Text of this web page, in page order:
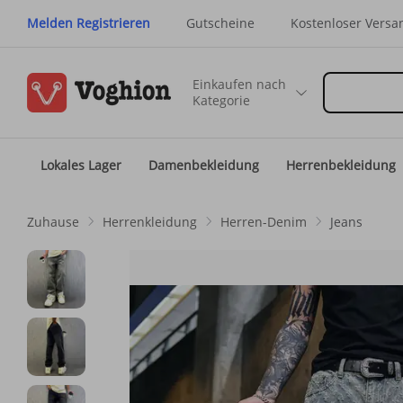
Melden Registrieren Gutscheine Kostenloser
Einkaufen nach
Kategorie
Lokales Lager Damenbekleidung Herrenbekleidung
Zuhause Herrenkleidung Herren-Denim Jeans